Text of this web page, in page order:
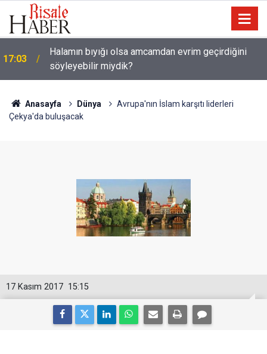
17:03
Halamın bıyığı olsa amcamdan evrim geçirdiğini
söyleyebilir miydik?
16:05
Güneş Tutulması 12 Ağustos'ta: Türkiye'den
görülecek mi?
Anasayfa Dünya
Avrupa'nın İslam karşıtı liderleri
Çekya'da buluşacak
15:15
17 Kasım 2017